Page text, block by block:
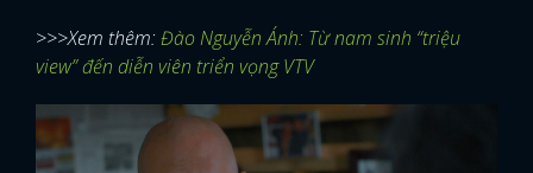
>>>Xem thêm:Đào Nguyễn Ánh: Từ nam sinh “triệu
view” đến diễn viên triển vọng VTV